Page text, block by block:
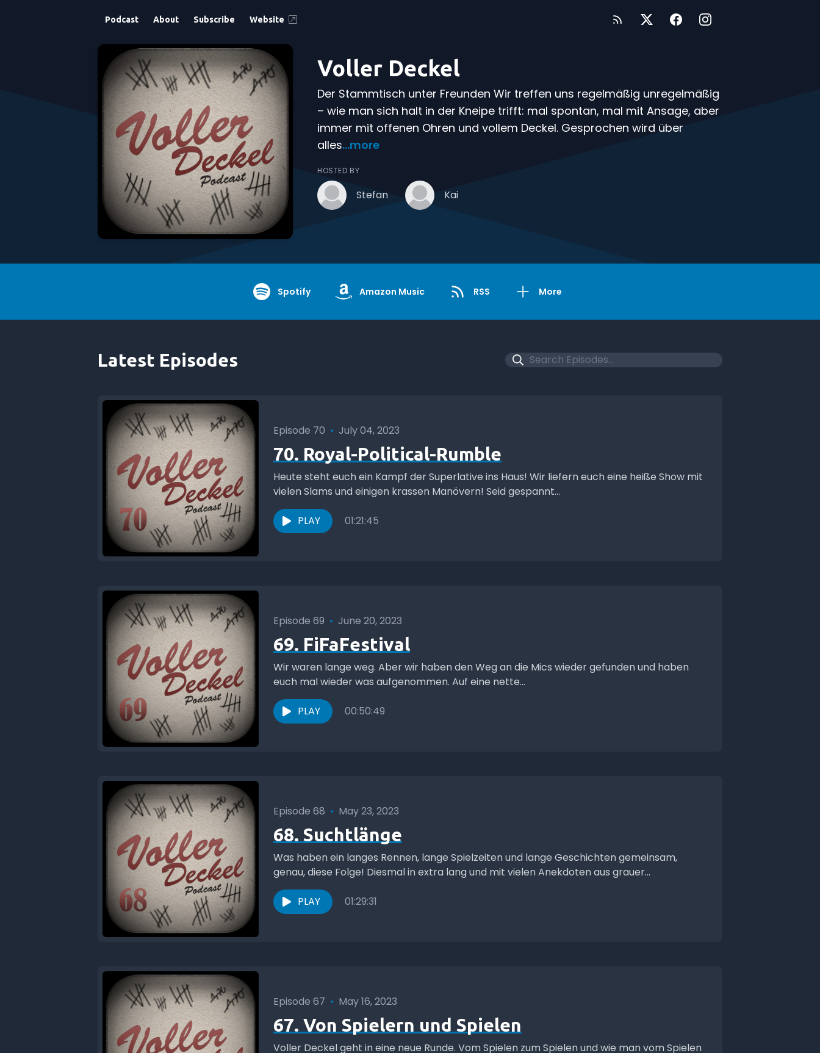
Podcast About Subscribe Website
Voller Deckel
Der Stammtisch unter Freunden Wir treffen uns regelmäßig unregelmäßig
– wie man sich halt in der Kneipe trifft: mal spontan, mal mit Ansage, aber
immer mit offenen Ohren und vollem Deckel. Gesprochen wird über
alles...more
HOSTED BY
Stefan Kai
Spotify Amazon Music RSS More
Latest Episodes
Episode 70 • July 04, 2023
70. Royal-Political-Rumble
Heute steht euch ein Kampf der Superlative ins Haus! Wir liefern euch eine heiße Show mit
vielen Slams und einigen krassen Manövern! Seid gespannt...
PLAY 01:21:45
Episode 69 • June 20, 2023
69. FiFaFestival
Wir waren lange weg. Aber wir haben den Weg an die Mics wieder gefunden und haben
euch mal wieder was aufgenommen. Auf eine nette...
PLAY 00:50:49
Episode 68 • May 23, 2023
68. Suchtlänge
Was haben ein langes Rennen, lange Spielzeiten und lange Geschichten gemeinsam,
genau, diese Folge! Diesmal in extra lang und mit vielen Anekdoten aus grauer...
PLAY 01:29:31
Episode 67 • May 16, 2023
67. Von Spielern und Spielen
Voller Deckel geht in eine neue Runde. Vom Spielen zum Spielen und wie man vom Spielen